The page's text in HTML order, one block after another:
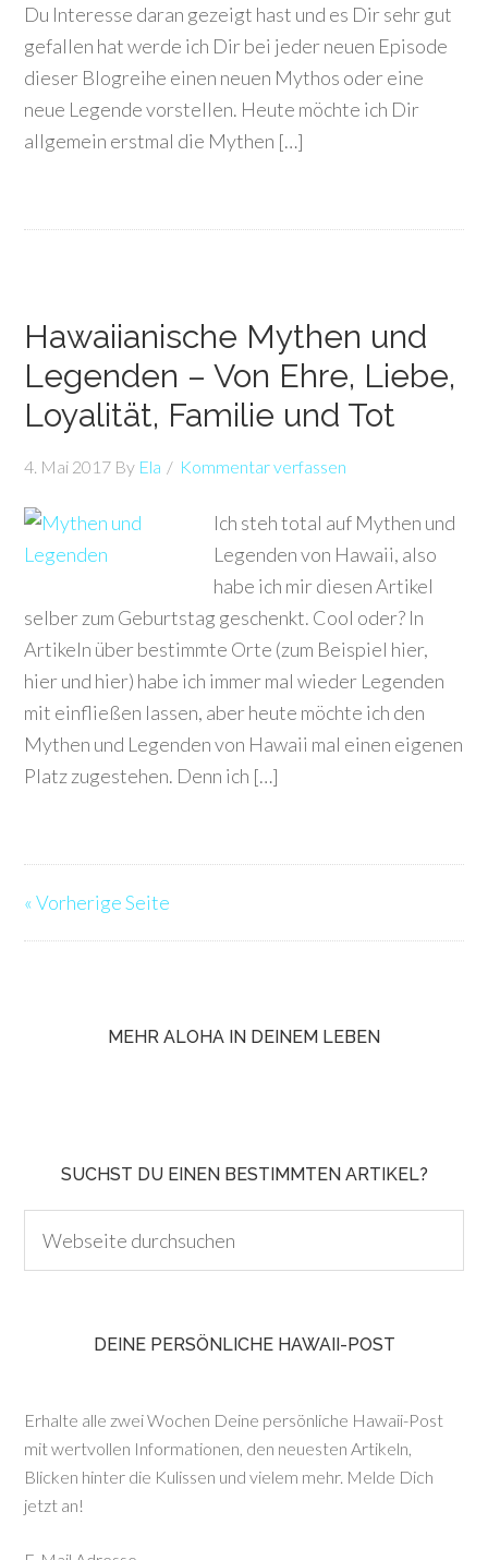
Du Interesse daran gezeigt hast und es Dir sehr gut
gefallen hat werde ich Dir bei jeder neuen Episode
dieser Blogreihe einen neuen Mythos oder eine
neue Legende vorstellen. Heute möchte ich Dir
allgemein erstmal die Mythen […]
Hawaiianische Mythen und
Legenden – Von Ehre, Liebe,
Loyalität, Familie und Tot
4. Mai 2017 By Ela Kommentar verfassen
Ich steh total auf Mythen und
Legenden von Hawaii, also
habe ich mir diesen Artikel
selber zum Geburtstag geschenkt. Cool oder? In
Artikeln über bestimmte Orte (zum Beispiel hier,
hier und hier) habe ich immer mal wieder Legenden
mit einfließen lassen, aber heute möchte ich den
Mythen und Legenden von Hawaii mal einen eigenen
Platz zugestehen. Denn ich […]
« Vorherige Seite
MEHR ALOHA IN DEINEM LEBEN
SUCHST DU EINEN BESTIMMTEN ARTIKEL?
DEINE PERSÖNLICHE HAWAII-POST
Erhalte alle zwei Wochen Deine persönliche Hawaii-Post
mit wertvollen Informationen, den neuesten Artikeln,
Blicken hinter die Kulissen und vielem mehr. Melde Dich
jetzt an!